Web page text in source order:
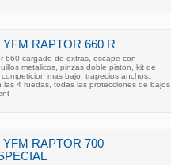
YFM RAPTOR 660 R
660 cargado de extras, escape con
metalicos, pinzas doble piston, kit de
mas bajo, trapecios anchos,
las 4 ruedas, todas las protecciones de bajos,
YFM RAPTOR 700